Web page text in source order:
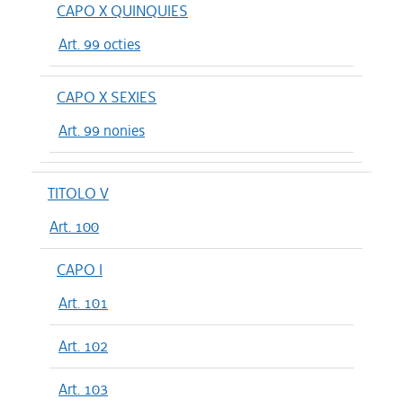
CAPO X QUINQUIES
Art. 99 octies
CAPO X SEXIES
Art. 99 nonies
TITOLO V
Art. 100
CAPO I
Art. 101
Art. 102
Art. 103